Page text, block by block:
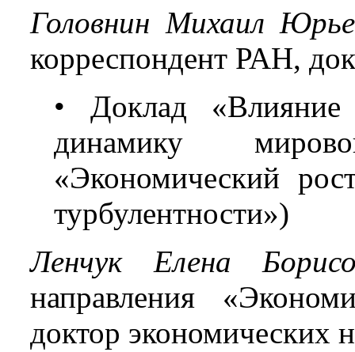
Головнин Михаил
корреспондент РАН,
• Доклад «Влияние
динамику
«Экономический
турбулентности»)
Ленчук Елена
направления
доктор экономических